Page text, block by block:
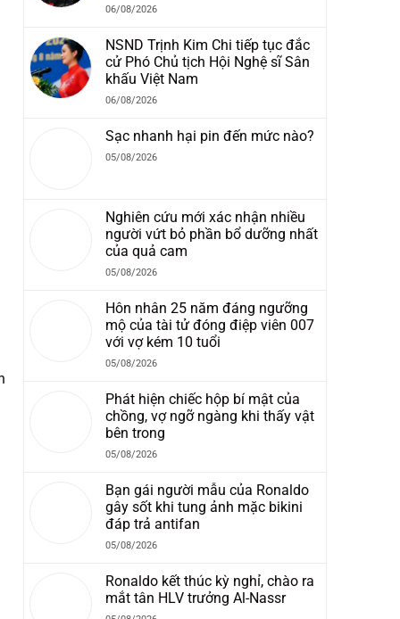
06/08/2026
NSND Trịnh Kim Chi tiếp tục đắc
cử Phó Chủ tịch Hội Nghệ sĩ Sân
khấu Việt Nam
06/08/2026
Sạc nhanh hại pin đến mức nào?
05/08/2026
Nghiên cứu mới xác nhận nhiều
người vứt bỏ phần bổ dưỡng nhất
của quả cam
05/08/2026
Hôn nhân 25 năm đáng ngưỡng
mộ của tài tử đóng điệp viên 007
với vợ kém 10 tuổi
05/08/2026
Phát hiện chiếc hộp bí mật của
chồng, vợ ngỡ ngàng khi thấy vật
bên trong
05/08/2026
Bạn gái người mẫu của Ronaldo
gây sốt khi tung ảnh mặc bikini
đáp trả antifan
05/08/2026
Ronaldo kết thúc kỳ nghỉ, chào ra
mắt tân HLV trưởng Al-Nassr